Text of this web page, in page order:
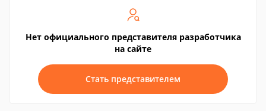
Нет официального представителя разработчика
на сайте
Стать представителем